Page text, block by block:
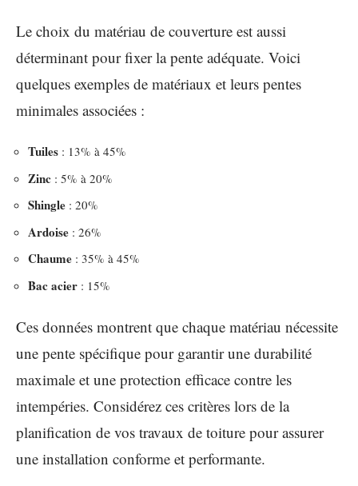
Le choix du matériau de couverture est aussi
déterminant pour fixer la pente adéquate. Voici
quelques exemples de matériaux et leurs pentes
minimales associées :
Tuiles : 13% à 45%
Zinc : 5% à 20%
Shingle : 20%
Ardoise : 26%
Chaume : 35% à 45%
Bac acier : 15%
Ces données montrent que chaque matériau nécessite
une pente spécifique pour garantir une durabilité
maximale et une protection efficace contre les
intempéries. Considérez ces critères lors de la
planification de vos travaux de toiture pour assurer
une installation conforme et performante.